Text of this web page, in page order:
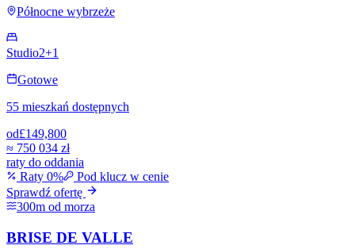
Północne wybrzeże
Studio2+1
Gotowe
55 mieszkań dostępnych
od£149,800
≈ 750 034 zł
raty do oddania
Raty 0%
Pod klucz w cenie
Sprawdź ofertę
300m od morza
BRISE DE VALLE